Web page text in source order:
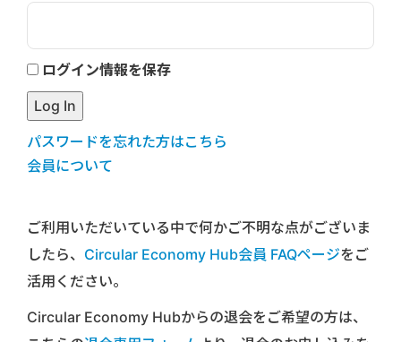
ログイン情報を保存
パスワードを忘れた方はこちら
会員について
ご利用いただいている中で何かご不明な点がございま
したら、 Circular Economy Hub会員 FAQページをご
活用ください。
Circular Economy Hubからの退会をご希望の方は、